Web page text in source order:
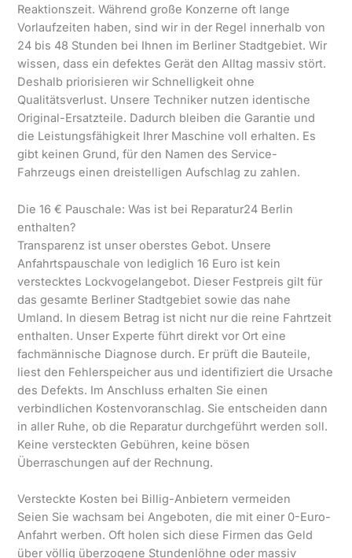
Reaktionszeit. Während große Konzerne oft lange
Vorlaufzeiten haben, sind wir in der Regel innerhalb von
24 bis 48 Stunden bei Ihnen im Berliner Stadtgebiet. Wir
wissen, dass ein defektes Gerät den Alltag massiv stört.
Deshalb priorisieren wir Schnelligkeit ohne
Qualitätsverlust. Unsere Techniker nutzen identische
Original-Ersatzteile. Dadurch bleiben die Garantie und
die Leistungsfähigkeit Ihrer Maschine voll erhalten. Es
gibt keinen Grund, für den Namen des Service-
Fahrzeugs einen dreistelligen Aufschlag zu zahlen.
Die 16 € Pauschale: Was ist bei Reparatur24 Berlin
enthalten?
Transparenz ist unser oberstes Gebot. Unsere
Anfahrtspauschale von lediglich 16 Euro ist kein
verstecktes Lockvogelangebot. Dieser Festpreis gilt für
das gesamte Berliner Stadtgebiet sowie das nahe
Umland. In diesem Betrag ist nicht nur die reine Fahrtzeit
enthalten. Unser Experte führt direkt vor Ort eine
fachmännische Diagnose durch. Er prüft die Bauteile,
liest den Fehlerspeicher aus und identifiziert die Ursache
des Defekts. Im Anschluss erhalten Sie einen
verbindlichen Kostenvoranschlag. Sie entscheiden dann
in aller Ruhe, ob die Reparatur durchgeführt werden soll.
Keine versteckten Gebühren, keine bösen
Überraschungen auf der Rechnung.
Versteckte Kosten bei Billig-Anbietern vermeiden
Seien Sie wachsam bei Angeboten, die mit einer 0-Euro-
Anfahrt werben. Oft holen sich diese Firmen das Geld
über völlig überzogene Stundenlöhne oder massiv